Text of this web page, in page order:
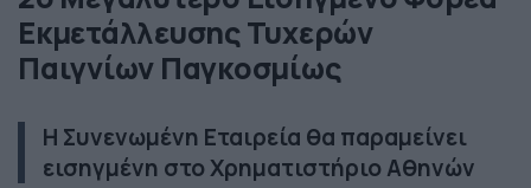
Εκμετάλλευσης Τυχερών
Παιγνίων Παγκοσμίως
Η Συνενωμένη Εταιρεία θα παραμείνει
εισηγμένη στο Χρηματιστήριο Αθηνών